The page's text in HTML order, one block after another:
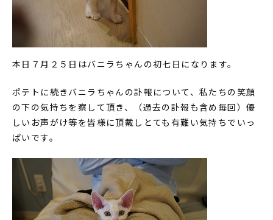
本日７月２５日はバニラちゃんの初七日になります。
ポテトに続きバニラちゃんの訃報について、私たちの笑顔
の下の気持ちを察して頂き、（過去の訃報も含め毎回）優
しいお声がけ等を皆様に頂戴しとても有難い気持ちでいっ
ぱいです。